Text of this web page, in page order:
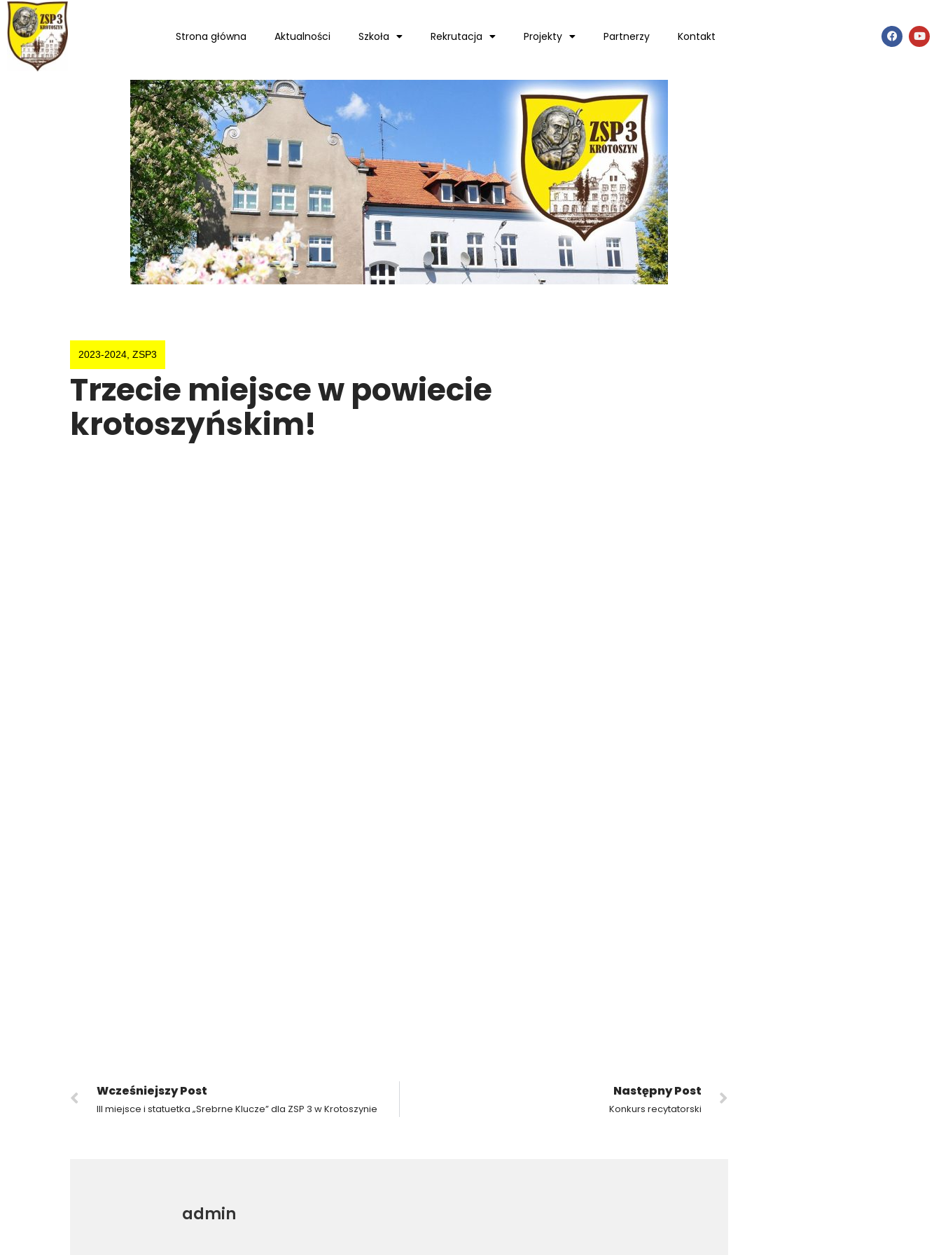
Strona główna Aktualności Szkoła Rekrutacja Projekty Partnerzy Kontakt
2023-2024 ZSP3
Trzecie miejsce w powiecie
krotoszyńskim!
Wcześniejszy Post
III miejsce i statuetka „Srebrne Klucze” dla ZSP 3 w Krotoszynie
Następny Post
Konkurs recytatorski
admin